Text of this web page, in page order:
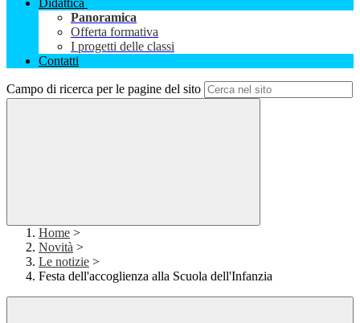
Didattica
Panoramica
Offerta formativa
I progetti delle classi
Contatti
Campo di ricerca per le pagine del sito
Home >
Novità >
Le notizie >
Festa dell'accoglienza alla Scuola dell'Infanzia